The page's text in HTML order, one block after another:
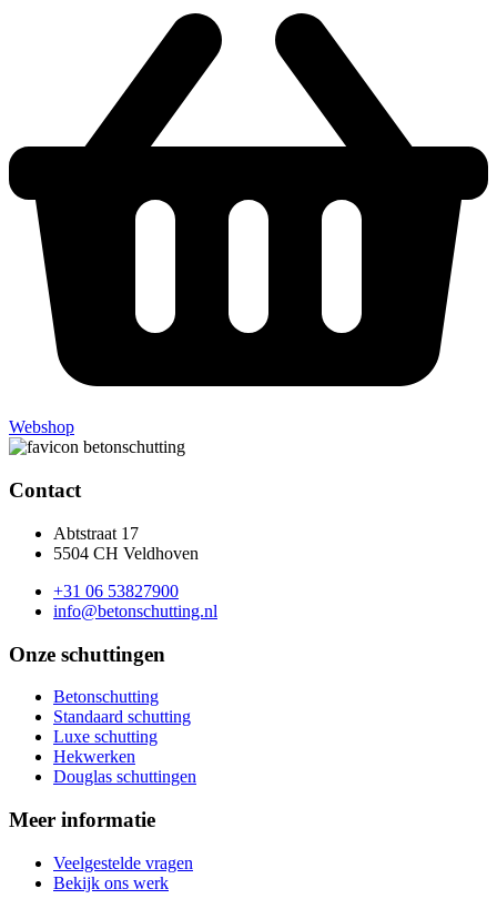
Webshop
Contact
Abtstraat 17
5504 CH Veldhoven
+31 06 53827900
info@betonschutting.nl
Onze schuttingen
Betonschutting
Standaard schutting
Luxe schutting
Hekwerken
Douglas schuttingen
Meer informatie
Veelgestelde vragen
Bekijk ons werk